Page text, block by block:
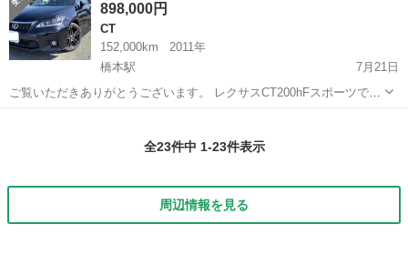
898,000円
CT
152,000km
2011年
橋本駅
7月21日
ご覧いただきありがとうございます。 レクサスCT200hFスポーツで
す、走行距離は多いですが調子は良いです。高速通勤が多い為に走行
のブラックオパールです、純正...全23件中 1-23件表示
周辺情報を見る